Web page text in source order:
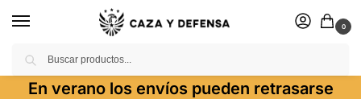
0
En verano los envíos pueden retrasarse